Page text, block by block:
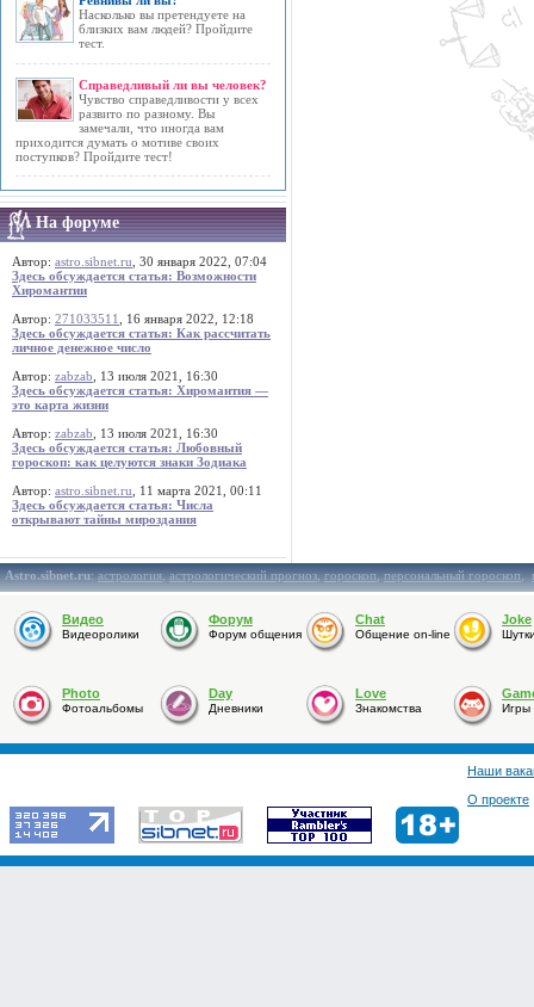
Насколько вы претендуете на
близких вам людей? Пройдите
тест.
Справедливый ли вы человек?
Чувство справедливости у всех
развито по разному. Вы
замечали, что иногда вам
приходится думать о мотиве своих
поступков? Пройдите тест!
На форуме
Автор: astro.sibnet.ru , 30 января 2022, 07:04
Здесь обсуждается статья: Возможности
Хиромантии
Автор: 271033511
, 16 января 2022, 12:18
Здесь обсуждается статья: Как рассчитать
личное денежное число
Автор: zabzab , 13 июля 2021, 16:30
Здесь обсуждается статья: Хиромантия —
это карта жизни
Автор: zabzab , 13 июля 2021, 16:30
Здесь обсуждается статья: Любовный
гороскоп: как целуются знаки Зодиака
Автор: astro.sibnet.ru , 11 марта 2021, 00:11
Здесь обсуждается статья: Числа
открывают тайны мироздания
Astro.sibnet.ru:астрология,астрологический прогноз,гороскоп,персональный гороскоп,
Видео
Видеоролики
Форум
Форум общения
Chat
Общение on-line
Joke
Photo
Фотоальбомы
Day
Дневники
Love
Знакомства Игры
Наши
О проекте